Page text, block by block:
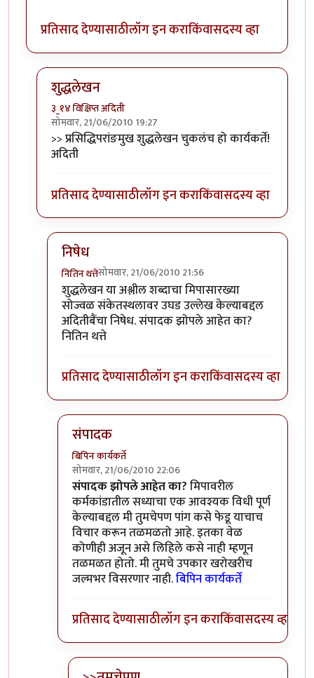
प्रतिसाद देण्यासाठीलॉग इन कराकिंवासदस्य व्हा
शुद्धलेखन
३_१४ विक्षिप्त अदिती
सोमवार, 21/06/2010 19:27
In reply toफालतु.byबिपिन कार्यकर्ते
>> प्रसिद्धिपरांङमुख शुद्धलेखन चुकलंच हो कार्यकर्ते!
अदिती
प्रतिसाद देण्यासाठीलॉग इन कराकिंवासदस्य व्हा
निषेध
नितिन थत्तेसोमवार, 21/06/2010 21:56
In reply toशुद्धलेखनby३_१४ विक्षिप्त अदिती
शुद्धलेखन या अश्लील शब्दाचा मिपासारख्या
सोज्वळ संकेतस्थलावर उघड उल्लेख केल्याबद्दल
अदितीबैंचा निषेध. संपादक झोपले आहेत का?
नितिन थत्ते
प्रतिसाद देण्यासाठीलॉग इन कराकिंवासदस्य व्हा
संपादक
बिपिन कार्यकर्ते
सोमवार, 21/06/2010 22:06
In reply toनिषेधbyनितिन थत्ते
संपादक झोपले आहेत का?मिपावरील
कर्मकांडातील सध्याचा एक आवश्यक विधी पूर्ण
केल्याबद्दल मी तुमचेपण पांग कसे फेडू याचाच
विचार करून तळमळतो आहे. इतका वेळ
कोणीही अजून असे लिहिले कसे नाही म्हणून
तळमळत होतो. मी तुमचे उपकार खरोखरीच
जल्मभर विसरणार नाही.बिपिन कार्यकर्ते
प्रतिसाद देण्यासाठीलॉग इन कराकिंवासदस्य व्हा